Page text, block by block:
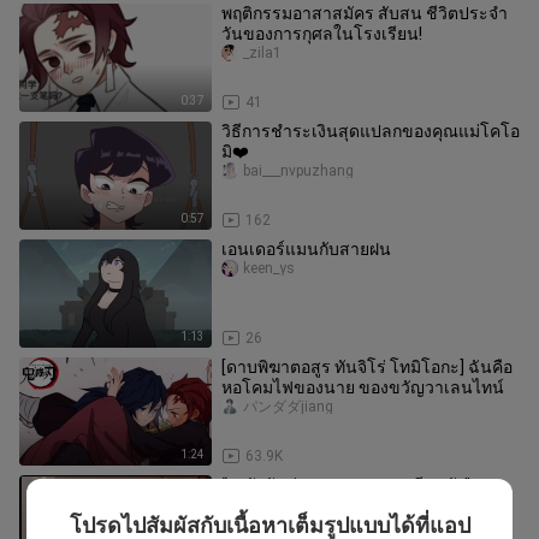
0:37
พฤติกรรมอาสาสมัคร สับสน ชีวิตประจำ
วันของการกุศลในโรงเรียน!
41
_zila1
0:57
วิธีการชำระเงินสุดแปลกของคุณแม่โคโอ
มิ❤️
162
bai___nvpuzhang
1:13
เอนเดอร์แมนกับสายฝน
26
keen_ys
1:24
[ดาบพิฆาตอสูร ทันจิโร่ โทมิโอกะ] ฉันคือ
หอโคมไฟของนาย ของขวัญวาเลนไทน์
63.9K
パンダダjiang
“จงรักกันท่ามกลางความเกลียดชัง”
โปรดไปสัมผัสกับเนื้อหาเต็มรูปแบบได้ที่แอป